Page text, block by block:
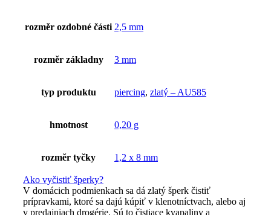
rozměr ozdobné části 2,5 mm
rozměr základny 3 mm
typ produktu piercing, zlatý – AU585
hmotnost 0,20 g
rozměr tyčky 1,2 x 8 mm
Ako vyčistiť šperky?
V domácich podmienkach sa dá zlatý šperk čistiť
prípravkami, ktoré sa dajú kúpiť v klenotníctvach, alebo aj
v predajniach drogérie. Sú to čistiace kvapaliny a